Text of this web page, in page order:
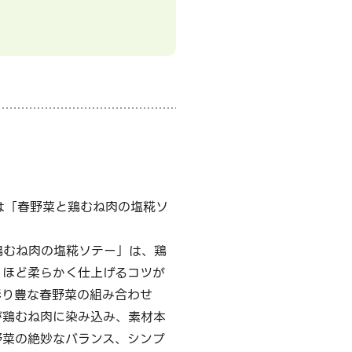
春野菜と鶏むね肉の塩糀ソ
ね肉の塩糀ソテー」は、鶏
ど柔らかく仕上げるコツが
豊な春野菜の組み合わせ
むね肉に染み込み、素材本
の絶妙なバランス、シンプ